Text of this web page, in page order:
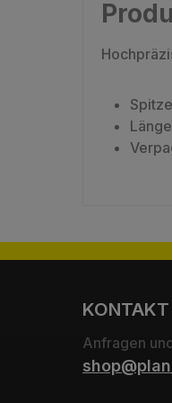
KONTAKT
Anfragen